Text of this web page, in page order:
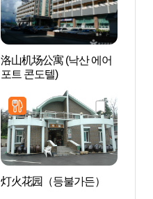
洛山机场公寓 (낙산 에어
포트 콘도텔)
灯火花园（등불가든）